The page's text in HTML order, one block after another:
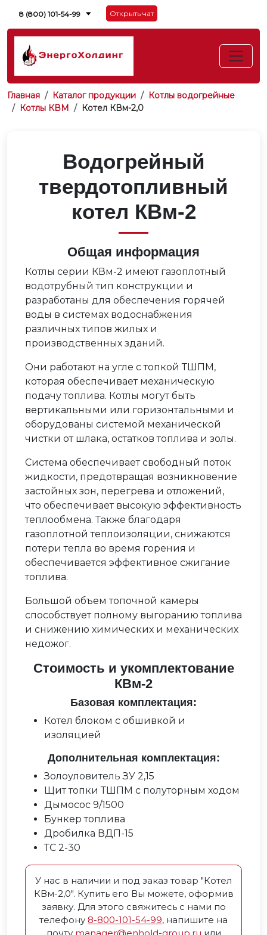
8 (800) 101-54-99 Открыть чат
Главная Каталог продукции
Котлы водогрейные
Котлы КВМ
Котел КВм-2,0
Водогрейный
твердотопливный
котел КВм-2
Общая информация
Котлы серии КВм-2 имеют газоплотный
водотрубный тип конструкции и
разработаны для обеспечения горячей
воды в системах водоснабжения
различных типов жилых и
производственных зданий.
Они работают на угле с топкой ТШПМ,
которая обеспечивает механическую
подачу топлива. Котлы могут быть
вертикальными или горизонтальными и
оборудованы системой механической
чистки от шлака, остатков топлива и золы.
Система обеспечивает свободный поток
жидкости, предотвращая возникновение
застойных зон, перегрева и отложений,
что обеспечивает высокую эффективность
теплообмена. Также благодаря
газоплотной теплоизоляции, снижаются
потери тепла во время горения и
обеспечивается эффективное сжигание
топлива.
Большой объем топочной камеры
способствует полному выгоранию топлива
и снижению химических и механических
недожог.
Стоимость и укомплектование
КВм-2
Базовая комплектация:
Котел блоком c обшивкой и
изоляцией
Дополнительная комплектация:
Золоуловитель ЗУ 2,15
Щит топки ТШПМ с полуторным ходом
Дымосос 9/1500
Бункер топлива
Дробилка ВДП-15
ТС 2-30
У нас в наличии и под заказ товар "Котел
КВм-2,0". Купить его Вы можете, оформив
заявку. Для этого свяжитесь с нами по
телефону 8-800-101-54-99, напишите на